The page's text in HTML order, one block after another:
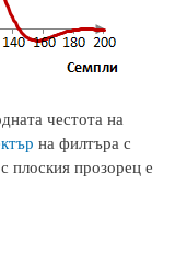
честота на
на филтъра с
плоския прозорец е